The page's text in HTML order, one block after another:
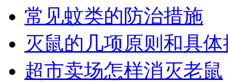
常见蚊类的防治措施
灭鼠的几项原则和具体
超市卖场怎样消灭老鼠